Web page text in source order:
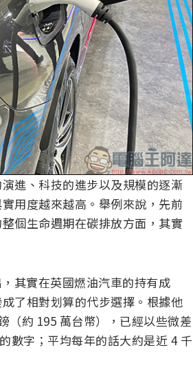
進、科技的進步以及規模的逐漸
用度越來越高。舉例來說，先前
個生命週期在碳排放方面，其實
其實在英國燃油汽車的持有成
了相對划算的代步選擇。根據他
（約 195 萬台幣），已經以些微差
數字；平均每年的話大約是近 4 千